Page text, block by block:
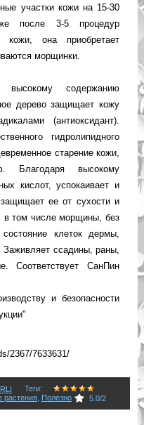
участки кожи на 15-30
после 3-5 процедур
кожи, она приобретает
морщинки.
содержанию
дерево защищает кожу
(антиоксидант).
гидролипидного
старение кожи,
Благодаря высокому
кислот, успокаивает и
ее от сухости и
в том числе морщины, без
клеток дермы,
Заживляет ссадины, раны,
Соответствует СанПин
и безопасности
2367/7633631/
Теги:
растения, Полезно 5.0/2